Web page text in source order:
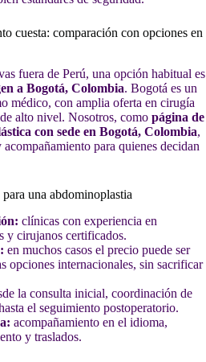
cuesta: comparación con opciones en
fuera de Perú, una opción habitual es
a Bogotá, Colombia. Bogotá es un
médico, con amplia oferta en cirugía
alto nivel. Nosotros, como página de
con sede en Bogotá, Colombia,
acompañamiento para quienes decidan
una abdominoplastia
clínicas con experiencia en
y cirujanos certificados.
en muchos casos el precio puede ser
opciones internacionales, sin sacrificar
la consulta inicial, coordinación de
el seguimiento postoperatorio.
acompañamiento en el idioma,
y traslados.